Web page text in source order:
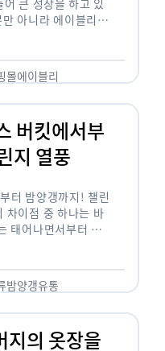
큰 성장을 하고 있
아니라 에이블리에
몰에이블리
버킷에서부
지 열풍
터 밤양갱까지! 챌린
차이점 중 하나는 바
태어나면서부터 디
밤양갱유통
지의 옷장을